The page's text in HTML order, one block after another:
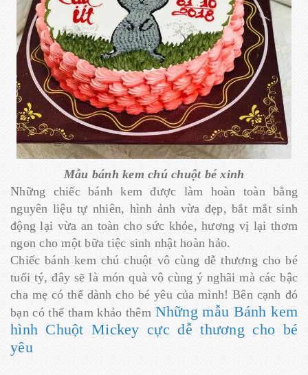
Mẫu bánh kem chú chuột bé xinh
Những chiếc bánh kem được làm hoàn toàn bằng
nguyên liệu tự nhiên, hình ảnh vừa đẹp, bắt mắt sinh
động lại vừa an toàn cho sức khỏe, hương vị lại thơm
ngon cho một bữa tiệc sinh nhật hoàn hảo.
Chiếc bánh kem chú chuột vô cùng dễ thương cho bé
tuổi tý, đây sẽ là món quà vô cùng ý nghãi mà các bậc
cha mẹ có thể dành cho bé yêu của mình! Bên cạnh đó
bạn có thể tham khảo thêm Những mẫu Bánh kem
hình Chuột Mickey cực dễ thương cho bé
yêu